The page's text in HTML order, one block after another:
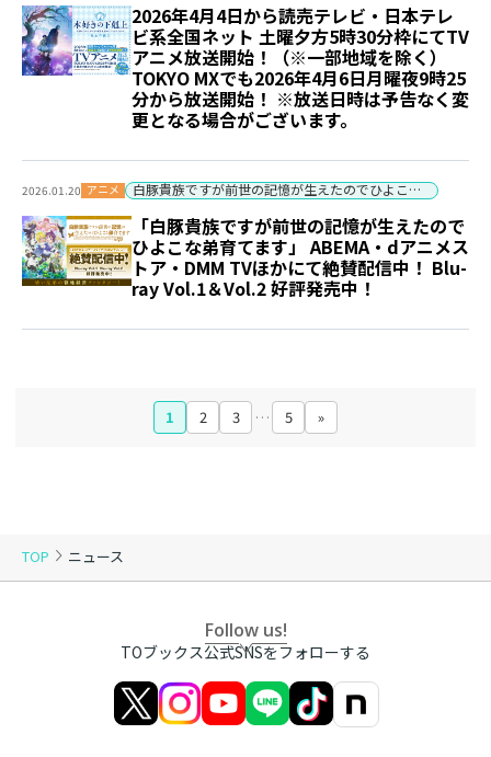
TOP ニュース
2026年4月4日から読売テレビ・日本テレ
ビ系全国ネット 土曜夕方5時30分枠にてTV
アニメ放送開始！（※一部地域を除く）
TOKYO MXでも2026年4月6日月曜夜9時25
分から放送開始！ ※放送日時は予告なく変
更となる場合がございます。
2026.01.20 アニメ 白豚貴族ですが前世の記憶が生えたのでひよこな弟育てます
「白豚貴族ですが前世の記憶が生えたので
ひよこな弟育てます」 ABEMA・dアニメス
トア・DMM TVほかにて絶賛配信中！ Blu-
ray Vol.1＆Vol.2 好評発売中！
1 2 3 … 5 »
Follow us!
TOブックス公式SNSをフォローする